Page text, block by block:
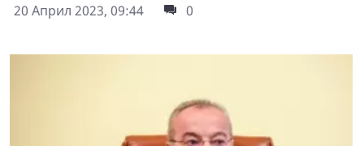
20 Април 2023, 09:44
0